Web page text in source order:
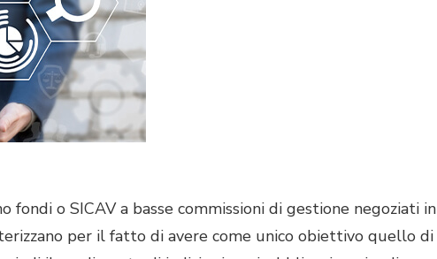
fondi o SICAV a basse commissioni di gestione negoziati in
per il fatto di avere come unico obiettivo quello di